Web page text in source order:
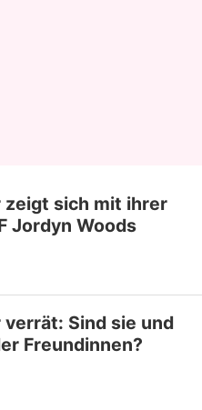
zeigt sich mit ihrer
Jordyn Woods
verrät: Sind sie und
Freundinnen?